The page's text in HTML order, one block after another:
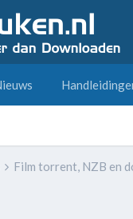
Film torrent, NZB en